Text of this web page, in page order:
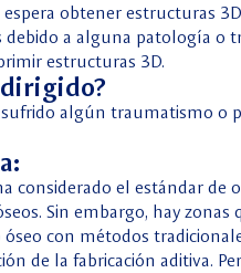
espera obtener estructuras
debido a alguna patología o
estructuras 3D.
algún traumatismo o
considerado el estándar
Sin embargo, hay
con métodos
de la fabricación aditiva.